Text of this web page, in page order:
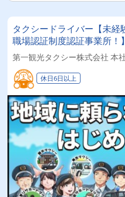
タクシードライバー【未経
職場認証制度認証事業所！】
第一観光タクシー株式会社 本
休日6日以上